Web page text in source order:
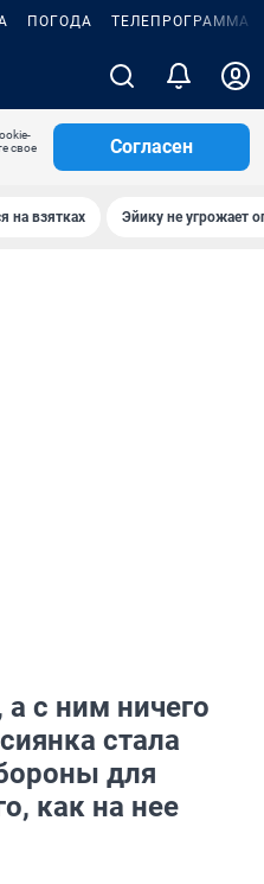
ПОГОДА ТЕЛЕПРОГРАММА
свое
Согласен
на взятках Эйику не угрожает
а с ним ничего
стала
для
как на нее